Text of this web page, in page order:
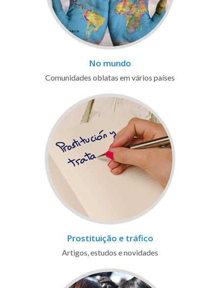
No mundo
Comunidades oblatas em vários países
Prostituição e tráfico
Artigos, estudos e novidades